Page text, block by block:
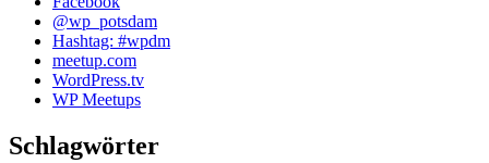
@wp_potsdam
Hashtag: #wpdm
meetup.com
WordPress.tv
WP Meetups
Schlagwörter